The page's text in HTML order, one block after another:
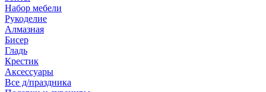
Набор мебели
Рукоделие
Алмазная
Бисер
Гладь
Крестик
Аксессуары
Все д/праздника